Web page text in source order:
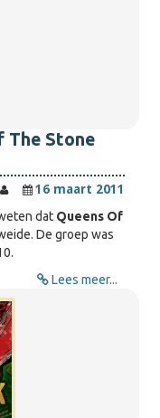
The Stone
16 maart 2011
dat Queens Of
De groep was
Lees meer...